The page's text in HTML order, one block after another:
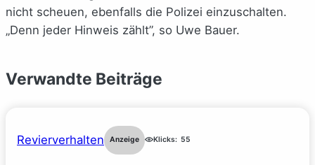
nicht scheuen, ebenfalls die Polizei einzuschalten.
„Denn jeder Hinweis zählt”, so Uwe Bauer.
Verwandte Beiträge
Revierverhalten Anzeige Klicks: 55